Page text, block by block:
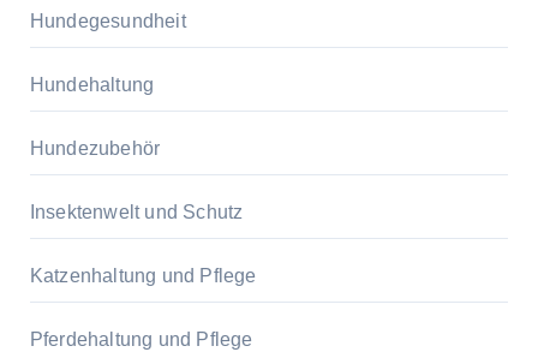
Hundegesundheit
Hundehaltung
Hundezubehör
Insektenwelt und Schutz
Katzenhaltung und Pflege
Pferdehaltung und Pflege